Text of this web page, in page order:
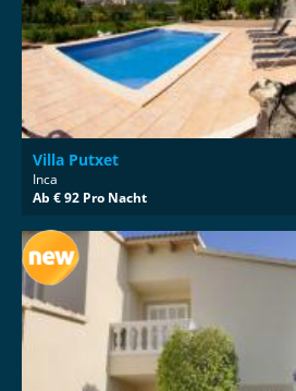
Villa Putxet
Inca
Ab € 92 Pro Nacht